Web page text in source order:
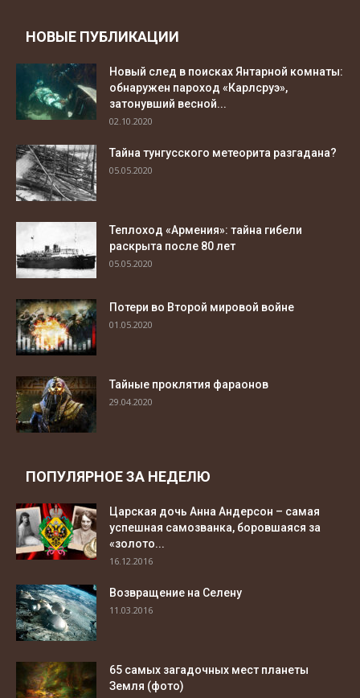
НОВЫЕ ПУБЛИКАЦИИ
Новый след в поисках Янтарной комнаты:
обнаружен пароход «Карлсруэ»,
затонувший весной...
02.10.2020
Тайна тунгусского метеорита разгадана?
05.05.2020
Теплоход «Армения»: тайна гибели
раскрыта после 80 лет
05.05.2020
Потери во Второй мировой войне
01.05.2020
Тайные проклятия фараонов
29.04.2020
ПОПУЛЯРНОЕ ЗА НЕДЕЛЮ
Царская дочь Анна Андерсон – самая
успешная самозванка, боровшаяся за
«золото...
16.12.2016
Возвращение на Селену
11.03.2016
65 самых загадочных мест планеты
Земля (фото)